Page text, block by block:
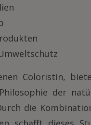
Coloristin,
der
die